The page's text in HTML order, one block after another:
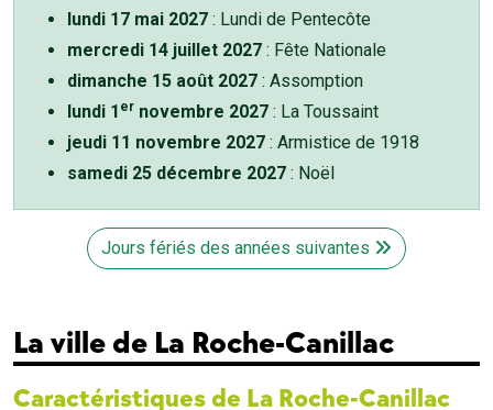
lundi 17 mai 2027 : Lundi de Pentecôte
mercredi 14 juillet 2027 : Fête Nationale
dimanche 15 août 2027 : Assomption
lundi 1 er novembre 2027 : La Toussaint
jeudi 11 novembre 2027 : Armistice de 1918
samedi 25 décembre 2027 : Noël
Jours fériés des années suivantes
La ville de La Roche-Canillac
Caractéristiques de La Roche-Canillac